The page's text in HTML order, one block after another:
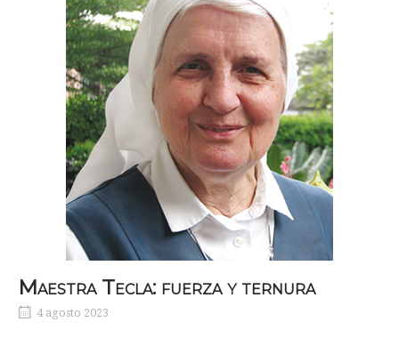
Maestra Tecla: fuerza y ternura
4 agosto 2023